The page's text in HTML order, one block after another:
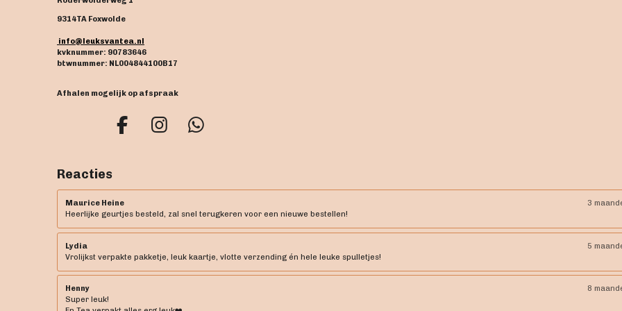
9314TA Foxwolde
info@leuksvantea.nl
kvknummer: 90783646
btwnummer: NL004844100B17
Afhalen mogelijk op afspraak
F
e
b
o
o
k
I
t
g
r
a
m
W
t
A
p
p
Reacties
Maurice Heine
3
Heerlijke geurtjes besteld, zal snel terugkeren voor een nieuwe bestellen!
Lydia
5
Vrolijkst verpakte pakketje, leuk kaartje, vlotte verzending én hele leuke spulletjes!
Henny
8
Super leuk!